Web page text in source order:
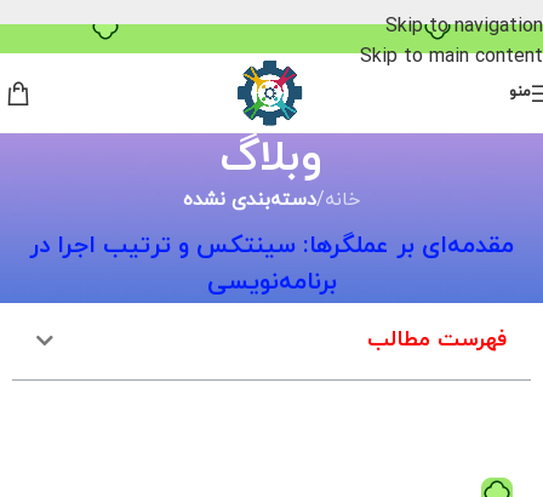
خرید قسطی با ترب‌پی
Skip to navigation
Skip to main content
منو
وبلاگ
خانه/دسته‌بندی نشده
مقدمه‌ای بر عملگرها: سینتکس و ترتیب اجرا در
برنامه‌نویسی
فهرست مطالب